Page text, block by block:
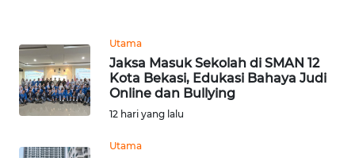
Utama
Jaksa Masuk Sekolah di SMAN 12
Kota Bekasi, Edukasi Bahaya Judi
Online dan Bullying
12 hari yang lalu
Utama
MALUT
WN
DAIRI
WN